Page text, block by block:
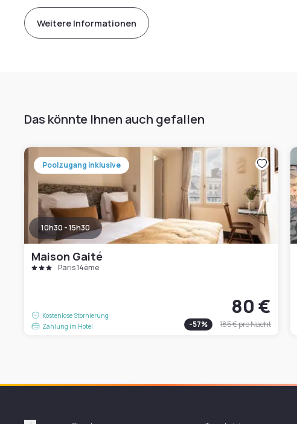
Weitere Informationen
Das könnte Ihnen auch gefallen
Poolzugang inklusive
10h30 - 15h30
Maison Gaité
Paris 14ème
Kostenlose Stornierung
Zahlung im Hotel
80 €
-57% 185 €pro Nacht